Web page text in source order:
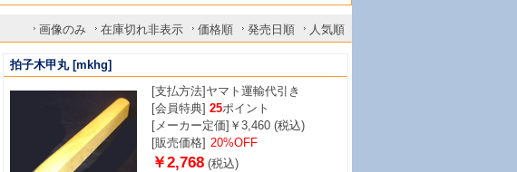
画像のみ 在庫切れ非表示 価格順 発売日順 人気順
拍子木甲丸[mkhg]
[支払方法] ヤマト運輸代引き
[会員特典] 25ポイント
[メーカー定価]￥3,460 (税込)
[販売価格] 20%OFF
￥2,768(税込)